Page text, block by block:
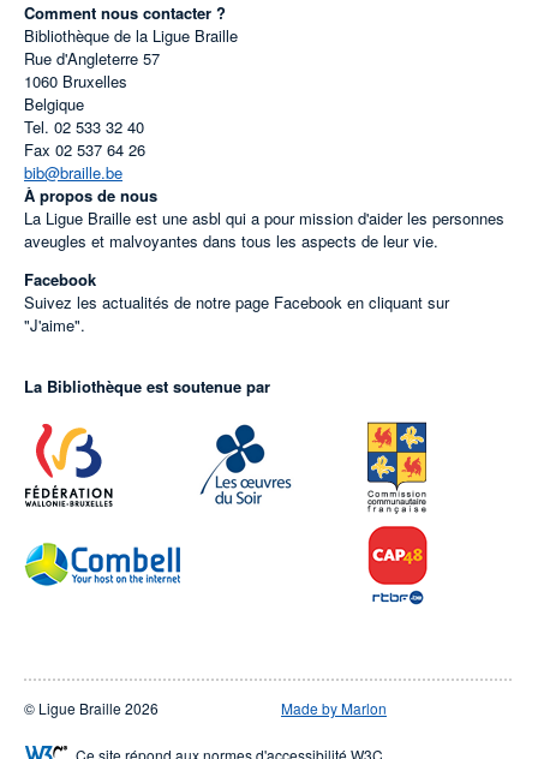
Comment nous contacter ?
Bibliothèque de la Ligue Braille
Rue d'Angleterre 57
1060 Bruxelles
Belgique
Tel. 02 533 32 40
Fax 02 537 64 26
bib@braille.be
À propos de nous
La Ligue Braille est une asbl qui a pour mission d'aider les personnes
aveugles et malvoyantes dans tous les aspects de leur vie.
Facebook
Suivez les actualités de notre page Facebook en cliquant sur
"J'aime".
La Bibliothèque est soutenue par
© Ligue Braille 2026 Made by Marlon
Ce site répond aux normes d'accessibilité W3C